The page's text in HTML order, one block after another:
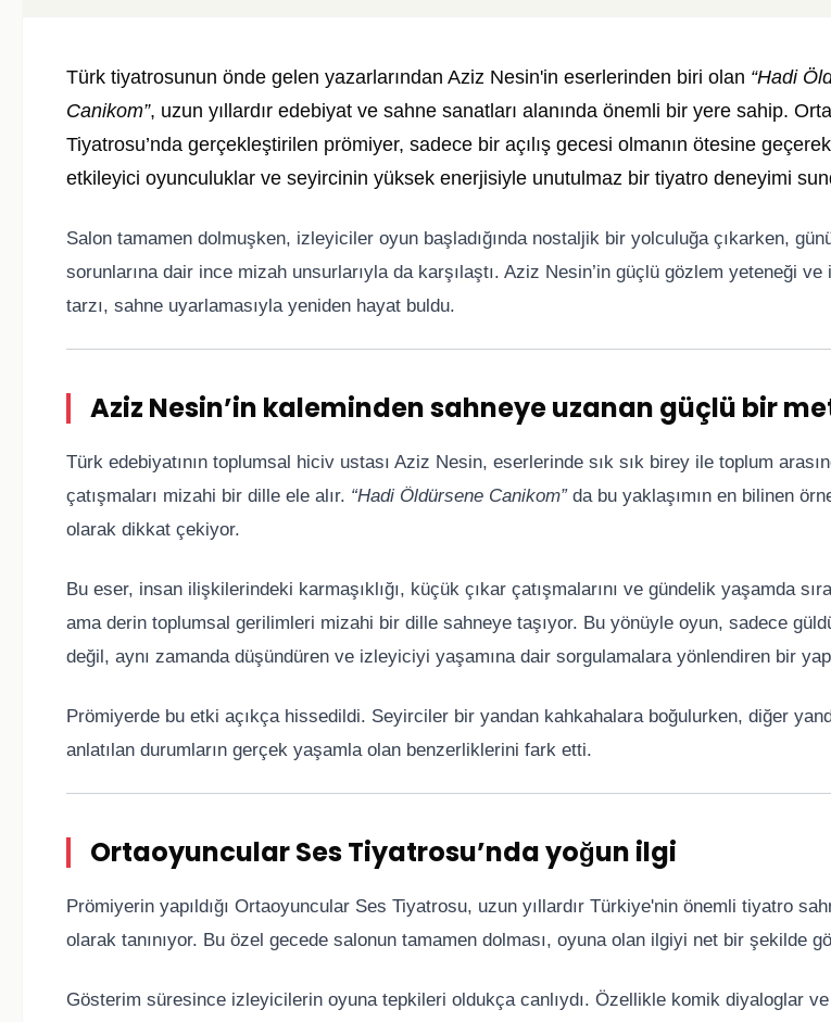
Türk tiyatrosunun önde gelen yazarlarından Aziz Nesin'in eserlerinden biri olan “Hadi
Canikom”, uzun yıllardır edebiyat ve sahne sanatları alanında önemli bir yere sahip.
Tiyatrosu’nda gerçekleştirilen prömiyer, sadece bir açılış gecesi olmanın ötesine
etkileyici oyunculuklar ve seyircinin yüksek enerjisiyle unutulmaz bir tiyatro deneyimi
Salon tamamen dolmuşken, izleyiciler oyun başladığında nostaljik bir yolculuğa çıkarken,
sorunlarına dair ince mizah unsurlarıyla da karşılaştı. Aziz Nesin’in güçlü gözlem yeteneği ve
tarzı, sahne uyarlamasıyla yeniden hayat buldu.
Aziz Nesin’in kaleminden sahneye uzanan güçlü bir
Türk edebiyatının toplumsal hiciv ustası Aziz Nesin, eserlerinde sık sık birey ile toplum
çatışmaları mizahi bir dille ele alır. “Hadi Öldürsene Canikom”da bu yaklaşımın en bilinen
olarak dikkat çekiyor.
Bu eser, insan ilişkilerindeki karmaşıklığı, küçük çıkar çatışmalarını ve gündelik yaşamda
ama derin toplumsal gerilimleri mizahi bir dille sahneye taşıyor. Bu yönüyle oyun, sadece
değil, aynı zamanda düşündüren ve izleyiciyi yaşamına dair sorgulamalara yönlendiren bir
Prömiyerde bu etki açıkça hissedildi. Seyirciler bir yandan kahkahalara boğulurken, diğer
anlatılan durumların gerçek yaşamla olan benzerliklerini fark etti.
Ortaoyuncular Ses Tiyatrosu’nda yoğun ilgi
Prömiyerin yapıldığı Ortaoyuncular Ses Tiyatrosu, uzun yıllardır Türkiye'nin önemli tiyatro
olarak tanınıyor. Bu özel gecede salonun tamamen dolması, oyuna olan ilgiyi net bir şekilde
Gösterim süresince izleyicilerin oyuna tepkileri oldukça canlıydı. Özellikle komik diyaloglar